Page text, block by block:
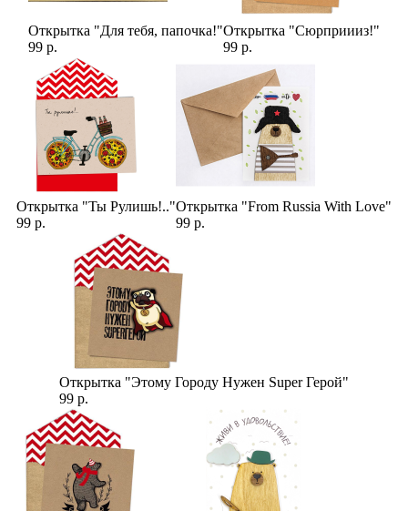
Открытка "Для тебя, папочка!"
99 р.
Открытка "Сюрприииз!"
99 р.
Открытка "Ты Рулишь!.."
99 р.
Открытка "From Russia With Love"
99 р.
Открытка "Этому Городу Нужен Super Герой"
99 р.